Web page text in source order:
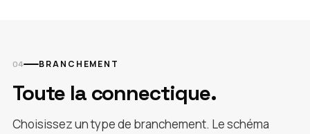
BRANCHEMENT
Toute la connectique.
Choisissez un type de branchement. Le schéma